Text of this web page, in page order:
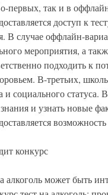
первых, так и в
доступ к
В случае оффлайн-
мероприятия, а
подходить к
В-третьих,
и социального
и узнать новые
конкурс
алкоголь может быть